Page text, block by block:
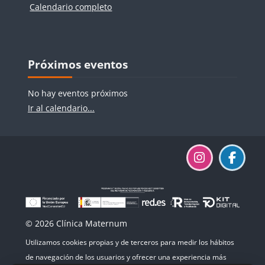
Calendario completo
Bloques
Próximos eventos
No hay eventos próximos
Ir al calendario...
© 2026 Clínica Maternum
Utilizamos cookies propias y de terceros para medir los hábitos
de navegación de los usuarios y ofrecer una experiencia más